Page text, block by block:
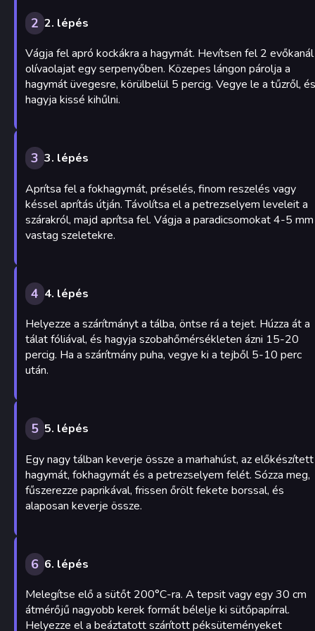
2 2. lépés
Vágja fel apró kockákra a hagymát. Hevítsen fel 2 evőkanál
olívaolajat egy serpenyőben. Közepes lángon párolja a
hagymát üvegesre, körülbelül 5 percig. Vegye le a tűzről, és
hagyja kissé kihűlni.
3 3. lépés
Aprítsa fel a fokhagymát, préselés, finom reszelés vagy
késsel aprítás útján. Távolítsa el a petrezselyem leveleit a
szárakról, majd aprítsa fel. Vágja a paradicsomokat 4-5 mm
vastag szeletekre.
4 4. lépés
Helyezze a szárítmányt a tálba, öntse rá a tejet. Húzza át a
tálat fóliával, és hagyja szobahőmérsékleten ázni 15-20
percig. Ha a szárítmány puha, vegye ki a tejből 5-10 perc
után.
5 5. lépés
Egy nagy tálban keverje össze a marhahúst, az előkészített
hagymát, fokhagymát és a petrezselyem felét. Sózza meg,
fűszerezze paprikával, frissen őrölt fekete borssal, és
alaposan keverje össze.
6 6. lépés
Melegítse elő a sütőt 200°C-ra. A tepsit vagy egy 30 cm
átmérőjű nagyobb kerek formát bélelje ki sütőpapírral.
Helyezze el a beáztatott szárított péksüteményeket